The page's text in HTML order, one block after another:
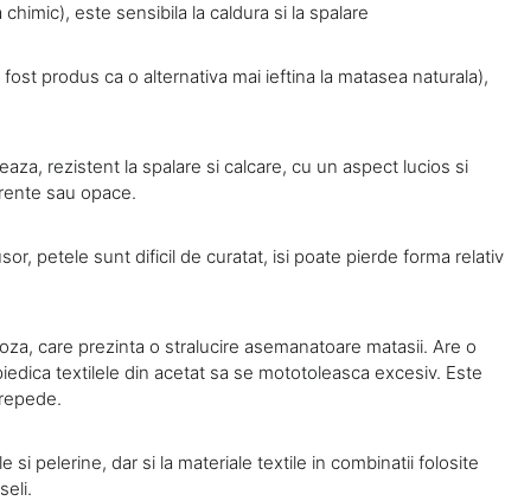
este sensibila la caldura si la spalare
produs ca o alternativa mai ieftina la matasea naturala),
rezistent la spalare si calcare, cu un aspect lucios si
sau opace.
petele sunt dificil de curatat, isi poate pierde forma relativ
care prezinta o stralucire asemanatoare matasii. Are o
textilele din acetat sa se mototoleasca excesiv. Este
si pelerine, dar si la materiale textile in combinatii folosite